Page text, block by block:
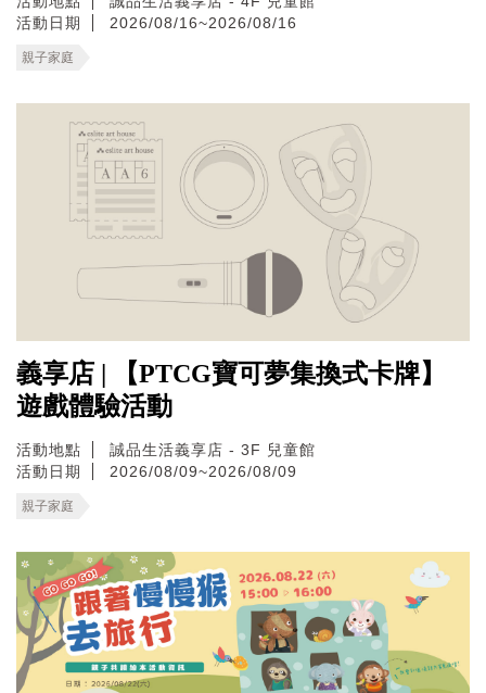
活動日期
2026/08/16~2026/08/16
親子家庭
義享店 | 【PTCG寶可夢集換式卡牌】
遊戲體驗活動
活動地點
誠品生活義享店 - 3F 兒童館
活動日期
2026/08/09~2026/08/09
親子家庭